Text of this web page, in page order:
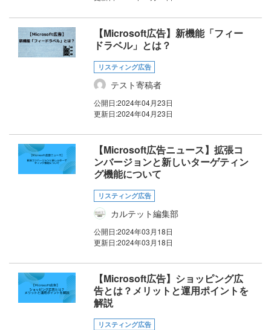
【Microsoft広告】新機能「フィー
ドラベル」とは？
リスティング広告
テスト寄稿者
公開日:2024年04月23日
更新日:2024年04月23日
【Microsoft広告ニュース】拡張コ
ンバージョンと新しいターゲティン
グ機能について
リスティング広告
カルテット編集部
公開日:2024年03月18日
更新日:2024年03月18日
【Microsoft広告】ショッピング広
告とは？メリットと運用ポイントを
解説
リスティング広告